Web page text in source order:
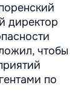
директор
чтобы
по